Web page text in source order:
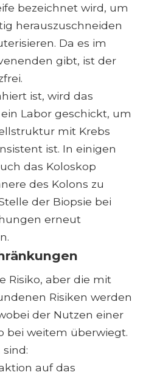
bezeichnet wird, um
herauszuschneiden
Da es im
gibt, ist der
ist, wird das
Labor geschickt, um
mit Krebs
ist. In einigen
das Koloskop
des Kolons zu
der Biopsie bei
erneut
Risiko, aber die mit
Risiken werden
der Nutzen einer
bei weitem überwiegt.
auf das